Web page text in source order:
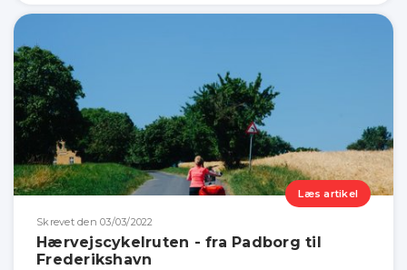
Læs artikel
Skrevet den 03/03/2022
Hærvejscykelruten - fra Padborg til
Frederikshavn